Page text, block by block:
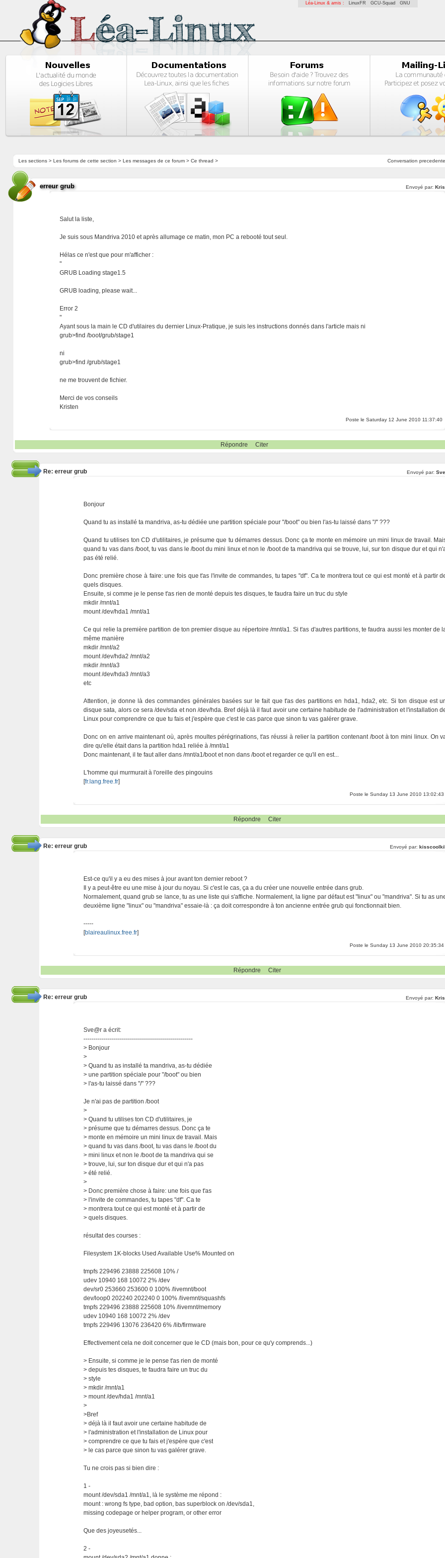
Léa-Linux & amis : LinuxFR GCU-Squad GNU
Conversation precedente
Les sections> Les forums de cette section > Les messages de ce forum> Ce thread >
erreur grub Envoyé par:
Salut la liste,
Je suis sous Mandriva 2010 et après allumage ce matin, mon PC a rebooté tout seul.
Hélas ce n'est que pour m'afficher :
"
GRUB Loading stage1.5
GRUB loading, please wait...
Error 2
"
Ayant sous la main le CD d'utilaires du dernier Linux-Pratique, je suis les instructions donnés dans l'article mais ni
grub>find /boot/grub/stage1
ni
grub>find /grub/stage1
ne me trouvent de fichier.
Merci de vos conseils
Kristen
Poste le Saturday 12 June 2010 11:37:40
Répondre Citer
Re: erreur grub Envoyé par:
Bonjour
Quand tu as installé ta mandriva, as-tu dédiée une partition spéciale pour "/boot" ou bien l'as-tu laissé dans "/" ???
Quand tu utilises ton CD d'utilitaires, je présume que tu démarres dessus. Donc ça te monte en mémoire un mini linux de travail.
quand tu vas dans /boot, tu vas dans le /boot du mini linux et non le /boot de ta mandriva qui se trouve, lui, sur ton disque dur et qui
pas été relié.
Donc première chose à faire: une fois que t'as l'invite de commandes, tu tapes "df". Ca te montrera tout ce qui est monté et à partir
quels disques.
Ensuite, si comme je le pense t'as rien de monté depuis tes disques, te faudra faire un truc du style
mkdir /mnt/a1
mount /dev/hda1 /mnt/a1
Ce qui relie la première partition de ton premier disque au répertoire /mnt/a1. Si t'as d'autres partitions, te faudra aussi les monter de
même manière
mkdir /mnt/a2
mount /dev/hda2 /mnt/a2
mkdir /mnt/a3
mount /dev/hda3 /mnt/a3
etc
Attention, je donne là des commandes générales basées sur le fait que t'as des partitions en hda1, hda2, etc. Si ton disque est
disque sata, alors ce sera /dev/sda et non /dev/hda. Bref déjà là il faut avoir une certaine habitude de l'administration et l'installation
Linux pour comprendre ce que tu fais et j'espère que c'est le cas parce que sinon tu vas galérer grave.
Donc on en arrive maintenant où, après moultes pérégrinations, t'as réussi à relier la partition contenant /boot à ton mini linux. On
dire qu'elle était dans la partition hda1 reliée à /mnt/a1
Donc maintenant, il te faut aller dans /mnt/a1/boot et non dans /boot et regarder ce qu'il en est...
L'homme qui murmurait à l'oreille des pingouins
[fr.lang.free.fr]
Poste le Sunday 13 June 2010 13:02:43
Répondre Citer
Re: erreur grub Envoyé par:
Est-ce qu'il y a eu des mises à jour avant ton dernier reboot ?
Il y a peut-être eu une mise à jour du noyau. Si c'est le cas, ça a du créer une nouvelle entrée dans grub.
Normalement, quand grub se lance, tu as une liste qui s'affiche. Normalement, la ligne par défaut est "linux" ou "mandriva". Si tu as
deuxième ligne "linux" ou "mandriva" essaie-là : ça doit correspondre à ton ancienne entrée grub qui fonctionnait bien.
-----
[blaireaulinux.free.fr]
Poste le Sunday 13 June 2010 20:35:34
Répondre Citer
Re: erreur grub Envoyé par:
Sve@r a écrit:
-------------------------------------------------------
> Bonjour
>
> Quand tu as installé ta mandriva, as-tu dédiée
> une partition spéciale pour "/boot" ou bien
> l'as-tu laissé dans "/" ???
Je n'ai pas de partition /boot
>
> Quand tu utilises ton CD d'utilitaires, je
> présume que tu démarres dessus. Donc ça te
> monte en mémoire un mini linux de travail. Mais
> quand tu vas dans /boot, tu vas dans le /boot du
> mini linux et non le /boot de ta mandriva qui se
> trouve, lui, sur ton disque dur et qui n'a pas
> été relié.
>
> Donc première chose à faire: une fois que t'as
> l'invite de commandes, tu tapes "df". Ca te
> montrera tout ce qui est monté et à partir de
> quels disques.
résultat des courses :
Filesystem 1K-blocks Used Available Use% Mounted on
tmpfs 229496 23888 225608 10% /
udev 10940 168 10072 2% /dev
dev/sr0 253660 253600 0 100% /livemnt/boot
dev/loop0 202240 202240 0 100% /livemnt/squashfs
tmpfs 229496 23888 225608 10% /livemnt/memory
udev 10940 168 10072 2% /dev
tmpfs 229496 13076 236420 6% /lib/firmware
Effectivement cela ne doit concerner que le CD (mais bon, pour ce qu'y comprends...)
> Ensuite, si comme je le pense t'as rien de monté
> depuis tes disques, te faudra faire un truc du
> style
> mkdir /mnt/a1
> mount /dev/hda1 /mnt/a1
>
>Bref
> déjà là il faut avoir une certaine habitude de
> l'administration et l'installation de Linux pour
> comprendre ce que tu fais et j'espère que c'est
> le cas parce que sinon tu vas galérer grave.
Tu ne crois pas si bien dire :
1 -
mount /dev/sda1 /mnt/a1, là le système me répond :
mount : wrong fs type, bad option, bas superblock on /dev/sda1,
missing codepage or helper program, or other error
Que des joyeusetés...
2 -